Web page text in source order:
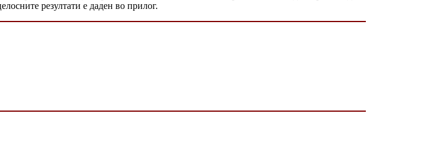
резултати е даден во прилог.